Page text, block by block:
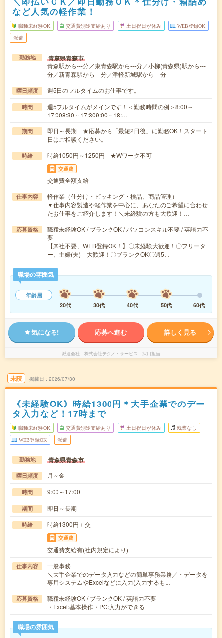
など人気の軽作業！
職種未経験OK 交通費別途支給あり 土日祝日が休み WEB登録OK
派遣
勤務地 青森県青森市
青森駅から---分／東青森駅から---分／小柳(青森県)駅から---
分／新青森駅から---分／津軽新城駅から---分
曜日頻度 週5日のフルタイムのお仕事です。
時間
週5フルタイムがメインです！＜勤務時間の例＞8:00～
17:008:30～17:309:00～18:…
期間
即日～長期 ★応募から「最短2日後」に勤務OK！スタート
日はご相談ください。
時給 時給1050円～1250円 ★Wワーク不可
交通費
交通費全額支給
仕事内容
軽作業（仕分け・ピッキング・検品、商品管理）
▼仕事内容製造や軽作業を中心に、あなたのご希望に合わせ
たお仕事をご紹介します！＼未経験の方も大歓迎！…
応募資格
職種未経験OK / ブランクOK / パソコンスキル不要 / 英語力不
要
【来社不要、WEB登録OK！】〇未経験大歓迎！〇フリータ
ー、主婦(夫) 大歓迎！〇ブランクOK〇週5…
職場の雰囲気
年齢層
20代
30代 40代 50代 60代
気になる! 応募へ進む 詳しく見る
派遣会社 株式会社テクノ・サービス 採用担当
未読 掲載日 2026/07/30
《未経験OK》時給1300円＊大手企業でのデー
タ入力など！17時まで
職種未経験OK 交通費別途支給あり 土日祝日が休み 残業なし
WEB登録OK 派遣
勤務地 青森県青森市
曜日頻度 月～金
時間 9:00～17:00
期間 即日～長期
時給 時給1300円＋交
交通費
交通費支給有(社内規定により)
仕事内容
一般事務
＼大手企業でのデータ入力などの簡単事務業務／・データを
専用システムやExcelなどに入力(入力するも…
応募資格
職種未経験OK / ブランクOK / 英語力不要
・Excel:基本操作・PC:入力ができる
職場の雰囲気